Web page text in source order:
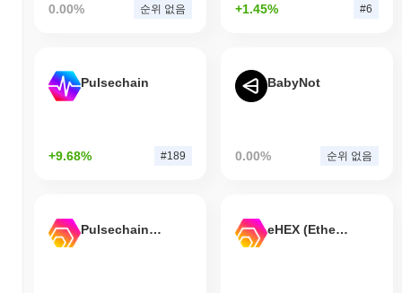
0.00% 순위 없음 +1.45% #6
Pulsechain
+9.68% #189
BabyNot
0.00% 순위 없음
Pulsechain Bridged HEX (Pulsechain) eHEX (Ethereum)